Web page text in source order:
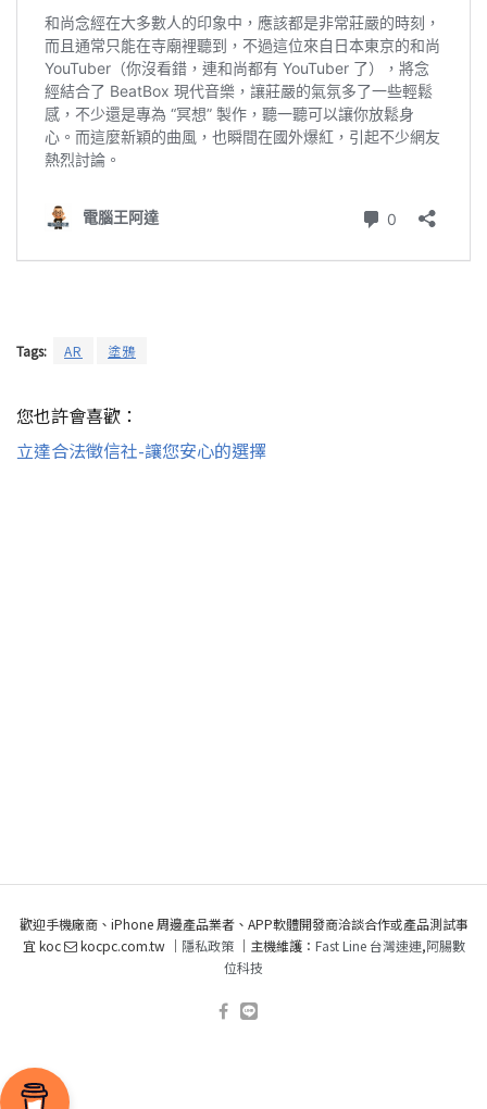
Tags: AR 塗鴉
您也許會喜歡：
立達合法徵信社-讓您安心的選擇
歡迎手機廠商、iPhone 周邊產品業者、APP軟體開發商洽談合作或產品測試事
宜 koc
kocpc.com.tw ｜ 隱私政策｜主機維護： Fast Line 台灣速連,阿腸數
位科技